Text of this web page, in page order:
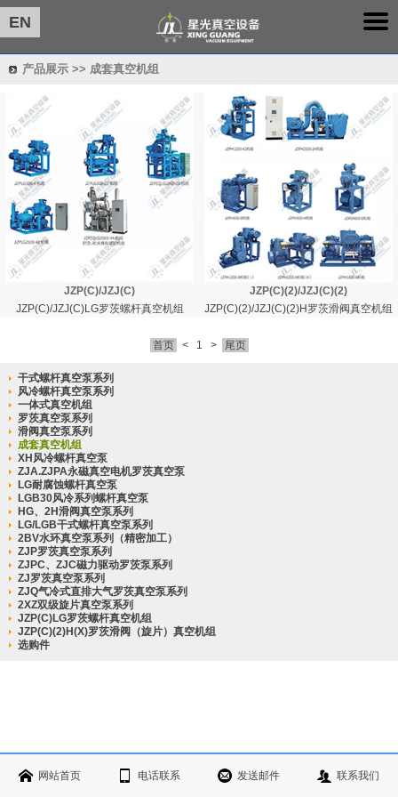
EN
产品展示 >> 成套真空机组
JZP(C)/JZJ(C)
JZP(C)/JZJ(C)LG罗茨螺杆真空机组
JZP(C)(2)/JZJ(C)(2)
JZP(C)(2)/JZJ(C)(2)H罗茨滑阀真空机组
首页 < 1 > 尾页
干式螺杆真空泵系列
风冷螺杆真空泵系列
一体式真空机组
罗茨真空泵系列
滑阀真空泵系列
成套真空机组
XH风冷螺杆真空泵
ZJA.ZJPA永磁真空电机罗茨真空泵
LG耐腐蚀螺杆真空泵
LGB30风冷系列螺杆真空泵
HG、2H滑阀真空泵系列
LG/LGB干式螺杆真空泵系列
2BV水环真空泵系列（精密加工）
ZJP罗茨真空泵系列
ZJPC、ZJC磁力驱动罗茨泵系列
ZJ罗茨真空泵系列
ZJQ气冷式直排大气罗茨真空泵系列
2XZ双级旋片真空泵系列
JZP(C)LG罗茨螺杆真空机组
JZP(C)(2)H(X)罗茨滑阀（旋片）真空机组
选购件
网站首页 电话联系 发送邮件 联系我们